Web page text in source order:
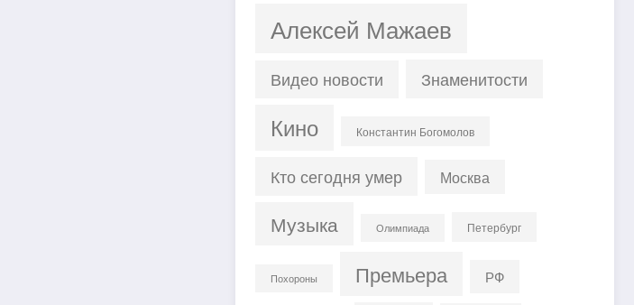
Алексей Мажаев
Видео новости Знаменитости
Кино Константин Богомолов
Кто сегодня умер Москва
Музыка Олимпиада Петербург
Похороны Премьера РФ